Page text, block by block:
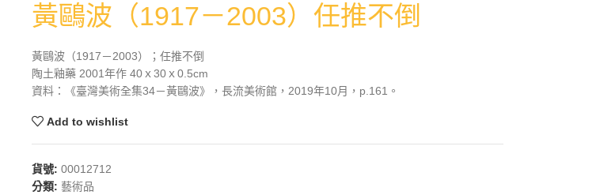
黃鷗波（1917－2003）任推不倒
黃鷗波（1917－2003）；任推不倒
陶土釉藥 2001年作 40ｘ30ｘ0.5cm
資料：《臺灣美術全集34－黃鷗波》，長流美術館，2019年10月，p.161。
Add to wishlist
貨號: 00012712
分類: 藝術品